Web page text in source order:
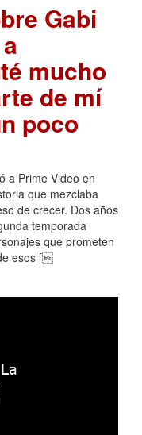
Gabi
mucho
de mí
poco
a Prime Video en
que mezclaba
de crecer. Dos años
temporada
que prometen
esos [